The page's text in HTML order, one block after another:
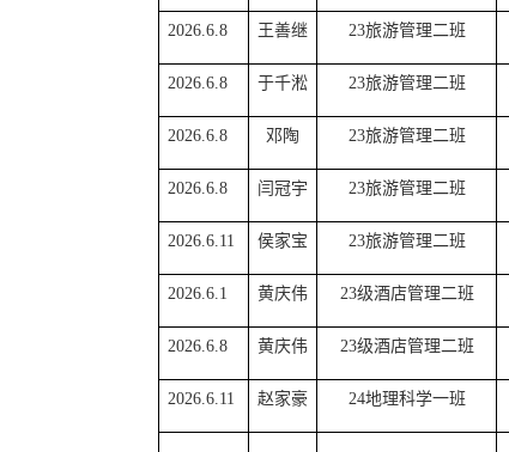
2026.6.8 王善继 23旅游管理二班
2026.6.8 于千淞 23旅游管理二班
2026.6.8 邓陶 23旅游管理二班
2026.6.8 闫冠宇 23旅游管理二班
2026.6.11 侯家宝 23旅游管理二班
2026.6.1 黄庆伟 23级酒店管理二班
2026.6.8 黄庆伟 23级酒店管理二班
2026.6.11 赵家豪 24地理科学一班